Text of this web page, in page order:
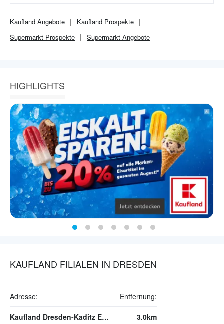
Kaufland Angebote Kaufland Prospekte
Supermarkt Prospekte Supermarkt Angebote
HIGHLIGHTS
KAUFLAND FILIALEN IN DRESDEN
Adresse: Entfernung:
Kaufland Dresden-Kaditz Elbepark 3.0km